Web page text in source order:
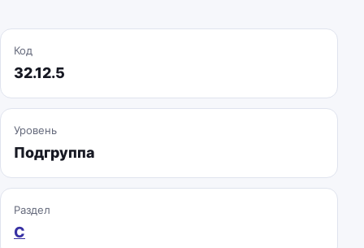
Код
32.12.5
Уровень
Подгруппа
Раздел
C